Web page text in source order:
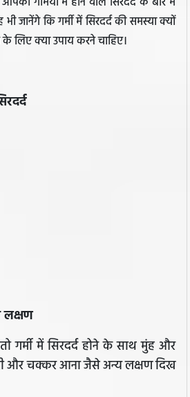
जानेंगे कि गर्मी में सिरदर्द की समस्या क्यों
लिए क्या उपाय करने चाहिए।
लक्षण
गर्मी में सिरदर्द होने के साथ मुंह और
और चक्कर आना जैसे अन्य लक्षण दिख